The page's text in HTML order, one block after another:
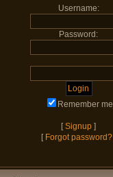
Username:
Password:
Remember me
[Signup ]
[ Forgot password?